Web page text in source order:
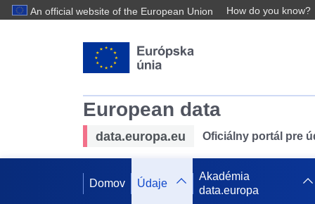
An official website of the European Union How do you know?
European data
data.europa.eu Oficiálny portál pre
Domov Údaje
Akadémia
data.europa